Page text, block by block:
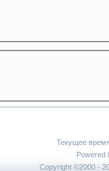
Текущее
Powered
Copyright ©2000 -